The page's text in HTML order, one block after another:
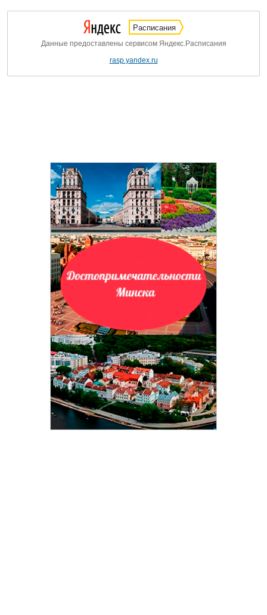
Расписания
Данные предоставлены сервисом Яндекс.Расписания
rasp.yandex.ru